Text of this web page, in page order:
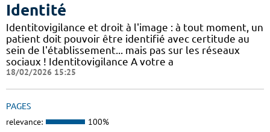
Identité
Identitovigilance et droit à l'image : à tout moment, un
patient doit pouvoir être identifié avec certitude au
sein de l'établissement... mais pas sur les réseaux
sociaux ! Identitovigilance A votre a
18/02/2026 15:25
PAGES
relevance: 100%